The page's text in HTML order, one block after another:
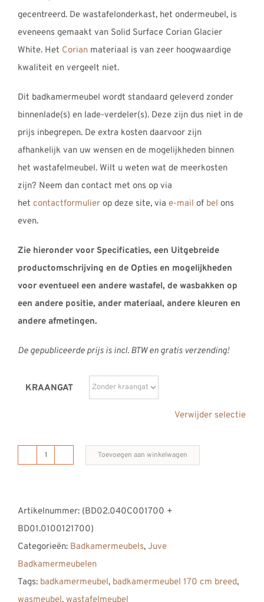
gecentreerd. De wastafelonderkast, het ondermeubel, is
eveneens gemaakt van Solid Surface Corian Glacier
White. Het Corian materiaal is van zeer hoogwaardige
kwaliteit en vergeelt niet.
Dit badkamermeubel wordt standaard geleverd zonder
binnenlade(s) en lade-verdeler(s). Deze zijn dus niet in de
prijs inbegrepen. De extra kosten daarvoor zijn
afhankelijk van uw wensen en de mogelijkheden binnen
het wastafelmeubel. Wilt u weten wat de meerkosten
zijn? Neem dan contact met ons op via
het contactformulier op deze site, via e-mail of bel ons
even.
Zie hieronder voor Specificaties, een Uitgebreide
productomschrijving en de Opties en mogelijkheden
voor eventueel een andere wastafel, de wasbakken op
een andere positie, ander materiaal, andere kleuren en
andere afmetingen.
De gepubliceerde prijs is incl. BTW en gratis verzending!
KRAANGAT
Verwijder selectie
B
Badkamermeubel
1700
aantal
Toevoegen aan winkelwagen
Artikelnummer: (BD02.040C001700 +
BD01.0100121700)
Categorieën: Badkamermeubels, Juve
Badkamermeubelen
Tags: badkamermeubel, badkamermeubel 170 cm breed,